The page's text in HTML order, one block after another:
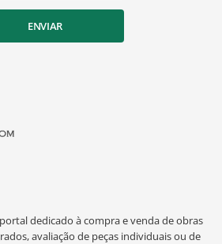
ENVIAR
dedicado à compra e venda de obras
avaliação de peças individuais ou de